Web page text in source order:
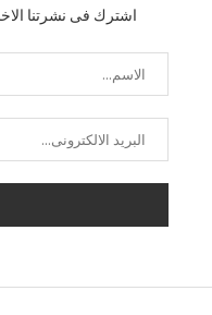
اشترك فى نشرتنا